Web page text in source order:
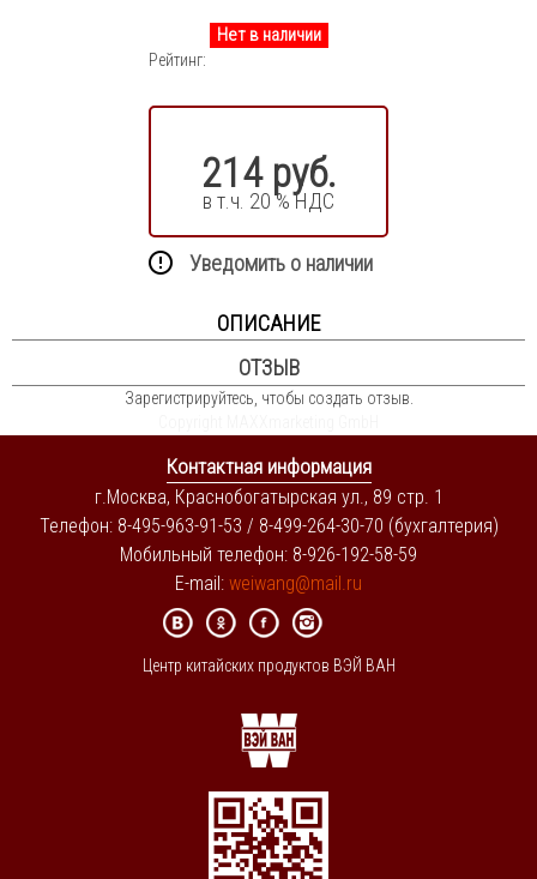
Нет в наличии
Рейтинг:
214 руб.
в т.ч. 20 % НДС
Уведомить о наличии
ОПИСАНИЕ
ОТЗЫВ
Зарегистрируйтесь, чтобы создать отзыв.
Контактная информация
г.Москва, Краснобогатырская ул., 89 стр. 1
Телефон: 8-495-963-91-53 / 8-499-264-30-70 (бухгалтерия)
Мобильный телефон: 8-926-192-58-59
E-mail: weiwang@mail.ru
Центр китайских продуктов ВЭЙ ВАН